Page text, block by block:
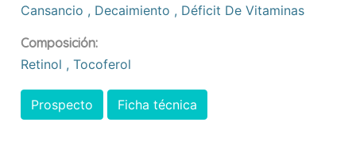
Cansancio , Decaimiento , Déficit De Vitaminas
Composición:
Retinol , Tocoferol
Prospecto Ficha técnica